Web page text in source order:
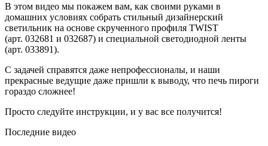
В этом видео мы покажем вам, как своими руками в
домашних условиях собрать стильный дизайнерский
светильник на основе скрученного профиля TWIST
(арт. 032681 и 032687) и специальной светодиодной ленты
(арт. 033891).
С задачей справятся даже непрофессионалы, и наши
прекрасные ведущие даже пришли к выводу, что печь пироги
гораздо сложнее!
Просто следуйте инструкции, и у вас все получится!
Последние видео